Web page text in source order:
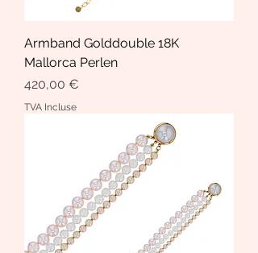
Armband Golddouble 18K
Mallorca Perlen
Prix
420,00 €
TVA Incluse